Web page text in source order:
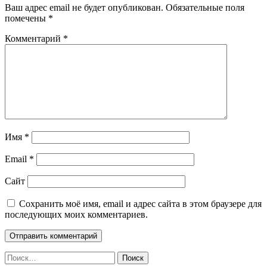
Ваш адрес email не будет опубликован. Обязательные поля
помечены *
Комментарий *
Имя *
Email *
Сайт
Сохранить моё имя, email и адрес сайта в этом браузере для
последующих моих комментариев.
Найти: